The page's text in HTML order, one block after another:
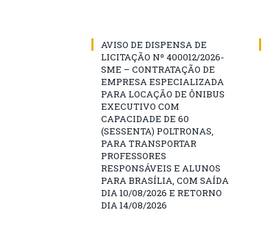
AVISO DE DISPENSA DE
LICITAÇÃO Nº 400012/2026-
SME – CONTRATAÇÃO DE
EMPRESA ESPECIALIZADA
PARA LOCAÇÃO DE ÔNIBUS
EXECUTIVO COM
CAPACIDADE DE 60
(SESSENTA) POLTRONAS,
PARA TRANSPORTAR
PROFESSORES
RESPONSÁVEIS E ALUNOS
PARA BRASÍLIA, COM SAÍDA
DIA 10/08/2026 E RETORNO
DIA 14/08/2026